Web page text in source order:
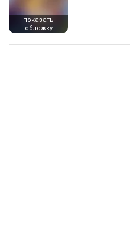
показать
обложку